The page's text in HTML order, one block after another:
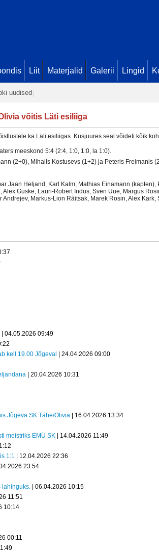
Liit Materjalid Galerii Lingid
uudised
võitis Läti esiliiga
ka Läti esiliigas. Kusjuures seal võideti kõik
meeskond 5:4 (2:4, 1:0, 1:0, la 1:0).
(2+0), Mihails Kostusevs (1+2) ja Peteris Freimanis
Jaan Heljand, Karl Kalm, Mathias Einamann (kapten),
Guske, Lauri-Robert Indus, Sven Uue, Margus
Markus-Lion Räitsak, Marek Rosin, Alex Kark,
| 04.05.2026 09:49
kell 19.00 Jõgeval
| 24.04.2026 09:00
| 20.04.2026 10:31
Jõgeva SK Tähe/Olivia | 16.04.2026 13:34
meistriks EMÜ SK | 14.04.2026 11:49
1:1 | 12.04.2026 22:36
23:54
lahinguks. | 06.04.2026 10:15
11:51
10:14
00:11